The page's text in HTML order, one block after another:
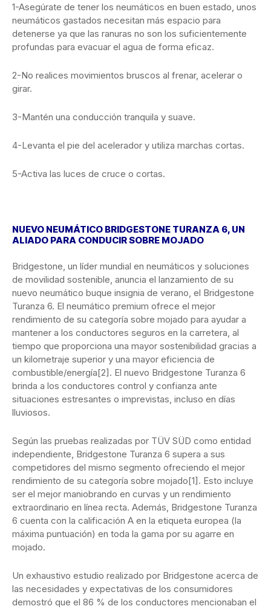
1-Asegúrate de tener los neumáticos en buen estado, unos
neumáticos gastados necesitan más espacio para
detenerse ya que las ranuras no son los suficientemente
profundas para evacuar el agua de forma eficaz.
2-No realices movimientos bruscos al frenar, acelerar o
girar.
3-Mantén una conducción tranquila y suave.
4-Levanta el pie del acelerador y utiliza marchas cortas.
5-Activa las luces de cruce o cortas.
NUEVO NEUMÁTICO BRIDGESTONE TURANZA 6, UN
ALIADO PARA CONDUCIR SOBRE MOJADO
Bridgestone, un líder mundial en neumáticos y soluciones
de movilidad sostenible, anuncia el lanzamiento de su
nuevo neumático buque insignia de verano, el Bridgestone
Turanza 6. El neumático premium ofrece el mejor
rendimiento de su categoría sobre mojado para ayudar a
mantener a los conductores seguros en la carretera, al
tiempo que proporciona una mayor sostenibilidad gracias a
un kilometraje superior y una mayor eficiencia de
combustible/energía[2]. El nuevo Bridgestone Turanza 6
brinda a los conductores control y confianza ante
situaciones estresantes o imprevistas, incluso en días
lluviosos.
Según las pruebas realizadas por TÜV SÜD como entidad
independiente, Bridgestone Turanza 6 supera a sus
competidores del mismo segmento ofreciendo el mejor
rendimiento de su categoría sobre mojado[1]. Esto incluye
ser el mejor maniobrando en curvas y un rendimiento
extraordinario en línea recta. Además, Bridgestone Turanza
6 cuenta con la calificación A en la etiqueta europea (la
máxima puntuación) en toda la gama por su agarre en
mojado.
Un exhaustivo estudio realizado por Bridgestone acerca de
las necesidades y expectativas de los consumidores
demostró que el 86 % de los conductores mencionaban el